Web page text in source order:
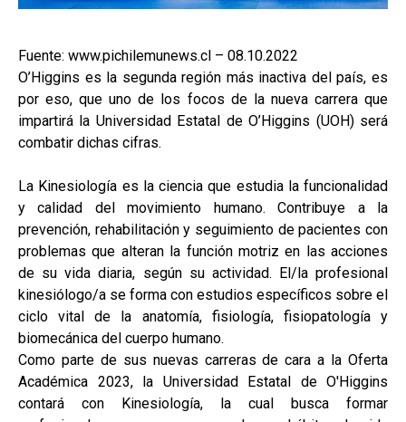
Fuente: www.pichilemunews.cl – 08.10.2022
O’Higgins es la segunda región más inactiva del país, es
por eso, que uno de los focos de la nueva carrera que
impartirá la Universidad Estatal de O’Higgins (UOH) será
combatir dichas cifras.
La Kinesiología es la ciencia que estudia la funcionalidad
y calidad del movimiento humano. Contribuye a la
prevención, rehabilitación y seguimiento de pacientes con
problemas que alteran la función motriz en las acciones
de su vida diaria, según su actividad. El/la profesional
kinesiólogo/a se forma con estudios específicos sobre el
ciclo vital de la anatomía, fisiología, fisiopatología y
biomecánica del cuerpo humano.
Como parte de sus nuevas carreras de cara a la Oferta
Académica 2023, la Universidad Estatal de O'Higgins
contará con Kinesiología, la cual busca formar